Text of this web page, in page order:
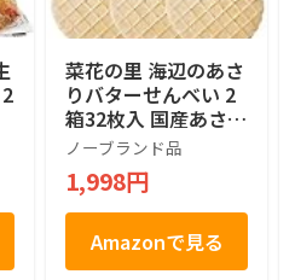
菜花の里 海辺のあさ
りバターせんべい 2
箱32枚入 国産あさり
バター 煎餅 千葉土
産 房総 個包装 手土
産 おつまみ 常温保
存
ノーブランド品
1,998円
Amazonで見る